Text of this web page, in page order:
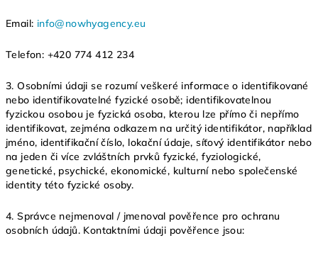
Email: info@nowhyagency.eu
Telefon: +420 774 412 234
3. Osobními údaji se rozumí veškeré informace o identifikované
nebo identifikovatelné fyzické osobě; identifikovatelnou
fyzickou osobou je fyzická osoba, kterou lze přímo či nepřímo
identifikovat, zejména odkazem na určitý identifikátor, například
jméno, identifikační číslo, lokační údaje, síťový identifikátor nebo
na jeden či více zvláštních prvků fyzické, fyziologické,
genetické, psychické, ekonomické, kulturní nebo společenské
identity této fyzické osoby.
4. Správce nejmenoval / jmenoval pověřence pro ochranu
osobních údajů. Kontaktními údaji pověřence jsou: